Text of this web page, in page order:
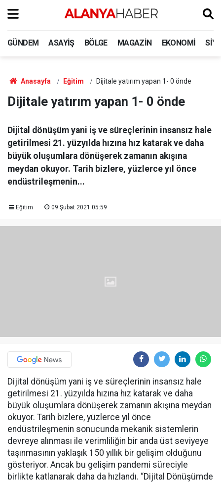
GÜNDEM ASAYIŞ BÖLGE MAGAZIN EKONOMI
Anasayfa Eğitim Dijitale yatırım yapan 1- 0 önde
Dijitale yatırım yapan 1- 0 önde
Dijital dönüşüm yani iş ve süreçlerinin insansız hale
getirilmesi 21. yüzyılda hızına hız katarak ve daha
büyük oluşumlara dönüşerek zamanın akışına
meydan okuyor. Tarih bizlere, yüzlerce yıl önce
endüstrileşmenin...
Eğitim 09 Şubat 2021 05:59
Dijital dönüşüm yani iş ve süreçlerinin insansız hale
getirilmesi 21. yüzyılda hızına hız katarak ve daha
büyük oluşumlara dönüşerek zamanın akışına meydan
okuyor. Tarih bizlere, yüzlerce yıl önce
endüstrileşmenin sonucunda mekanik sistemlerin
devreye alınması ile verimliliğin bir anda üst seviyeye
taşınmasının yaklaşık 150 yıllık bir gelişim olduğunu
gösteriyor. Ancak bu gelişim pandemi süreciyle
birlikte katlanarak daha da hızlandı. “Dijital Dönüşümde